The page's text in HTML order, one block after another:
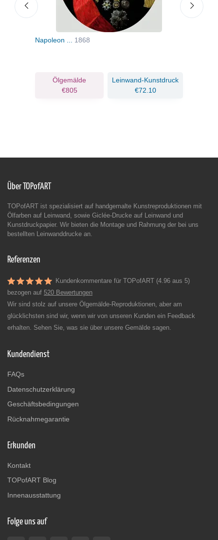
Napoleon ... 1868
Ölgemälde
€805
Leinwand-Kunstdruck
€72.10
Über TOPofART
TOPofART ist spezialisiert auf handgemalte Kunstreproduktionen mit
Ölfarben auf Leinwand, sowie Giclée-Drucke auf Leinwand und
Kunstdruckpapier. Wir bieten die Montage und Rahmung der bei uns
bestellten Leinwanddrucke an.
Referenzen
Kundenkommentare für TOPofART (4.96 aus 5)
bezogen auf 520 Bewertungen
Wir sind stolz auf unsere Ölgemälde-Reproduktionen, aber am
glücklichsten sind wir, wenn wir von unseren Kunden ein Feedback
erhalten. Sehen Sie, was sie über unsere Gemälde sagen.
Kundendienst
FAQs
Datenschutzerklärung
Geschäftsbedingungen
Rücknahmegarantie
Erkunden
Kontakt
TOPofART Blog
Innenausstattung
Folge uns auf